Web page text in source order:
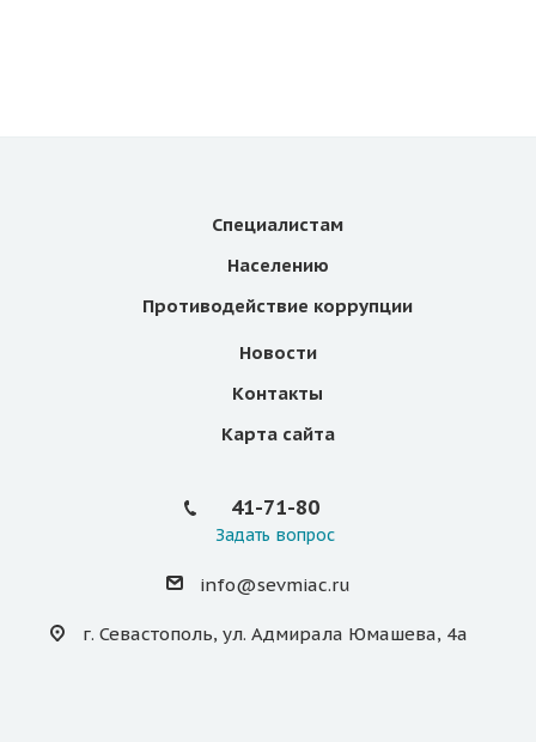
Специалистам
Населению
Противодействие коррупции
Новости
Контакты
Карта сайта
41-71-80
Задать вопрос
info@sevmiac.ru
г. Севастополь, ул. Адмирала Юмашева, 4а